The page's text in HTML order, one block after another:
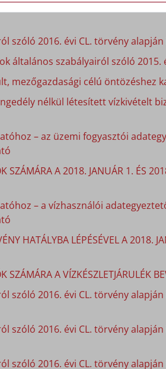
szóló 2016. évi CL. törvény
általános szabályairól szóló 2015.
mezőgazdasági célú öntözéshez
nélkül létesített vízkivételt
– az üzemi fogyasztói
SZÁMÁRA A 2018. JANUÁR 1. ÉS
– a vízhasználói
HATÁLYBA LÉPÉSÉVEL A 2018.
A VÍZKÉSZLETJÁRULÉK
szóló 2016. évi CL. törvény
szóló 2016. évi CL. törvény
szóló 2016. évi CL. törvény